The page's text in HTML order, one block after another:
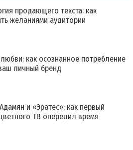
продающего текста: как
желаниями аудитории
как осознанное потребление
личный бренд
и «Эратес»: как первый
ТВ опередил время